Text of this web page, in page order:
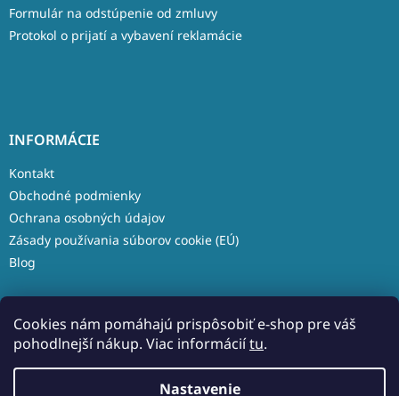
Cookies nám pomáhajú prispôsobiť e-shop pre váš
pohodlnejší nákup. Viac informáciítu.
Nastavenie
Formulár na odstúpenie od zmluvy
Protokol o prijatí a vybavení reklamácie
INFORMÁCIE
Kontakt
Obchodné podmienky
Ochrana osobných údajov
Zásady používania súborov cookie (EÚ)
Blog